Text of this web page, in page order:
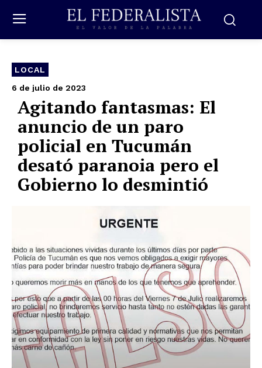
LOCAL
6 de julio de 2023
Agitando fantasmas: El
anuncio de un paro
policial en Tucumán
desató paranoia pero el
Gobierno lo desmintió